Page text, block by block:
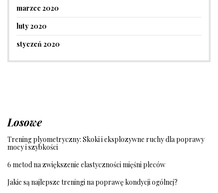
marzec 2020
luty 2020
styczeń 2020
Losowe
Trening plyometryczny: Skoki i eksplozywne ruchy dla poprawy
mocy i szybkości
6 metod na zwiększenie elastyczności mięśni pleców
Jakie są najlepsze treningi na poprawę kondycji ogólnej?